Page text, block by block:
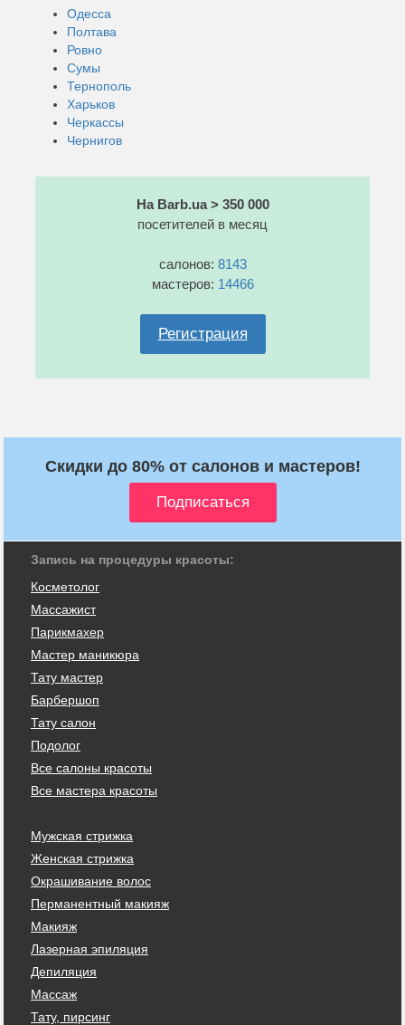
Одесса
Полтава
Ровно
Сумы
Тернополь
Харьков
Черкассы
Чернигов
На Barb.ua > 350 000
посетителей в месяц
салонов: 8143
мастеров: 14466
Регистрация
Скидки до 80% от салонов и мастеров!
Запись на процедуры красоты:
Косметолог
Массажист
Парикмахер
Мастер маникюра
Тату мастер
Барбершоп
Тату салон
Подолог
Все салоны красоты
Все мастера красоты
Мужская стрижка
Женская стрижка
Окрашивание волос
Перманентный макияж
Макияж
Лазерная эпиляция
Депиляция
Массаж
Тату, пирсинг